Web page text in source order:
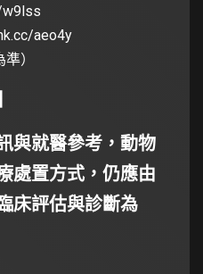
aeo4y
）
與就醫參考，動物
處置方式，仍應由
床評估與診斷為